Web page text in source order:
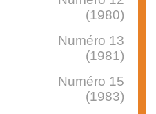
(1980)
Numéro 13
(1981)
Numéro 15
(1983)